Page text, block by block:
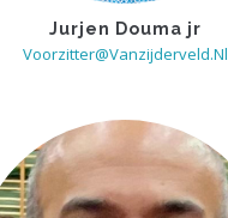
Jurjen Douma jr
Voorzitter@vanzijderveld.nl